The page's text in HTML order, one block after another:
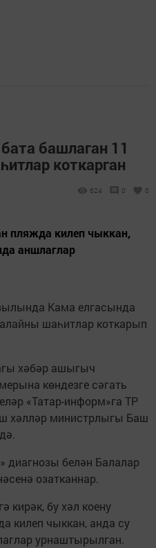
башлаган 11
коткарган
624 0 0
пляжда килеп чыккан,
аншлаглар
Кама елгасында
шаһитлар коткарып
хәбәр ашыгыч
көндезге сәгать
«Татар-информ»га ТР
хәлләр министрлыгы Баш
диагнозы белән Балалар
озатканнар.
кирәк, бу хәл коену
килеп чыккан, анда су
урнаштырылган.